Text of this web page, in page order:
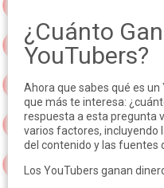
¿Cuánto
YouTubers?
Ahora que sabes qué es un
que más te interesa:
respuesta a esta pregunta
varios factores, incluyendo
del contenido y las fuentes
Los YouTubers ganan